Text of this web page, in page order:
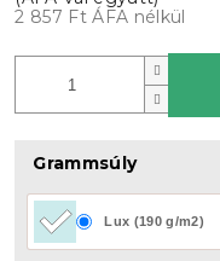
2 857 Ft ÁFA nélkül
Grammsúly
Lux (190 g/m2)